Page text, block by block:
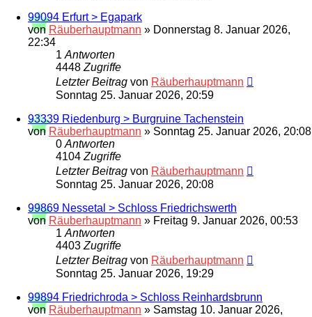
99094 Erfurt > Egapark
von Räuberhauptmann » Donnerstag 8. Januar 2026,
22:34
1 Antworten
4448 Zugriffe
Letzter Beitrag von Räuberhauptmann
Sonntag 25. Januar 2026, 20:59
93339 Riedenburg > Burgruine Tachenstein
von Räuberhauptmann » Sonntag 25. Januar 2026, 20:08
0 Antworten
4104 Zugriffe
Letzter Beitrag von Räuberhauptmann
Sonntag 25. Januar 2026, 20:08
99869 Nessetal > Schloss Friedrichswerth
von Räuberhauptmann » Freitag 9. Januar 2026, 00:53
1 Antworten
4403 Zugriffe
Letzter Beitrag von Räuberhauptmann
Sonntag 25. Januar 2026, 19:29
99894 Friedrichroda > Schloss Reinhardsbrunn
von Räuberhauptmann » Samstag 10. Januar 2026,